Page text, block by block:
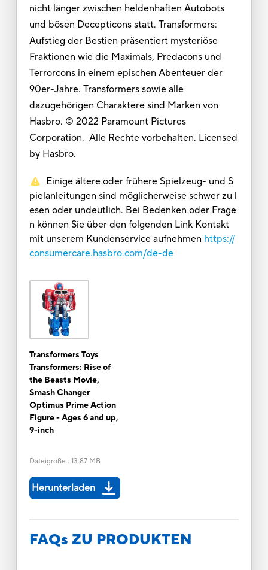
nicht länger zwischen heldenhaften Autobots
und bösen Decepticons statt. Transformers:
Aufstieg der Bestien präsentiert mysteriöse
Fraktionen wie die Maximals, Predacons und
Terrorcons in einem epischen Abenteuer der
90er-Jahre. Transformers sowie alle
dazugehörigen Charaktere sind Marken von
Hasbro. © 2022 Paramount Pictures
Corporation. Alle Rechte vorbehalten. Licensed
by Hasbro.
Einige ältere oder frühere Spielzeug- und S
pielanleitungen sind möglicherweise schwer zu l
esen oder undeutlich. Bei Bedenken oder Frage
n können Sie über den folgenden Link Kontakt
mit unserem Kundenservice aufnehmen https://
consumercare.hasbro.com/de-de
Transformers Toys
Transformers: Rise of
the Beasts Movie,
Smash Changer
Optimus Prime Action
Figure - Ages 6 and up,
9-inch
Dateigröße : 13.87 MB
Herunterladen
FAQs ZU PRODUKTEN